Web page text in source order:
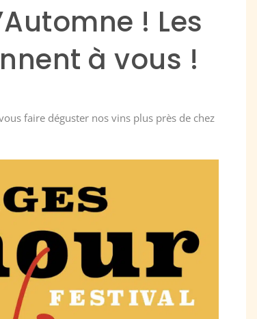
! Les
à vous !
faire déguster nos vins plus près de chez